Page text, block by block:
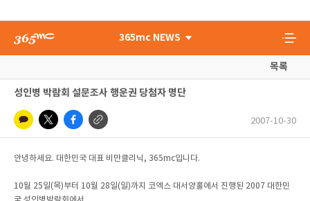
365mc NEWS
목록
성인병 박람회 설문조사 행운권 당첨자 명단
2007-10-30
안녕하세요. 대한민국 대표 비만클리닉, 365mc입니다.
10월 25일(목)부터 10월 28일(일)까지 코엑스 대서양홀에서 진행된 2007 대한민